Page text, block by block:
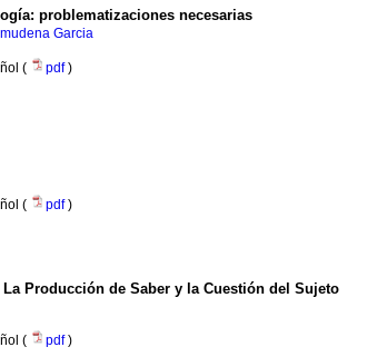
problematizaciones necesarias
Garcia
( pdf)
( pdf)
Producción de Saber y la Cuestión del Sujeto
( pdf)